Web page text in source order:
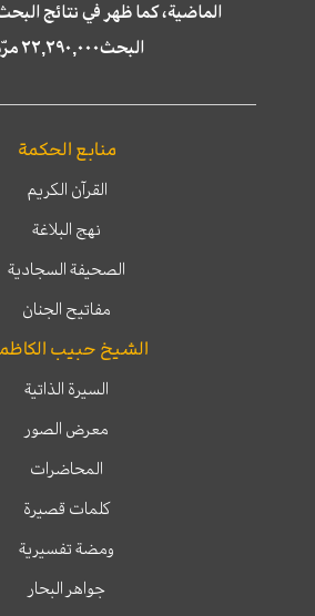
الماضية، كما ظهر في نتائج
البحث٢٢,٢٩٠,٠٠٠ مرّة.
منابع الحكمة
القرآن الكريم
نهج البلاغة
الصحيفة السجادية
مفاتيح الجنان
الشيخ حبيب
السيرة الذاتية
معرض الصور
المحاضرات
كلمات قصيرة
ومضة تفسيرية
جواهر البحار